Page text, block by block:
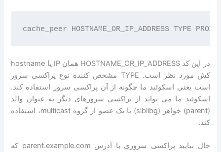
در این کد HOSTNAME_OR_IP_ADDRESS همان IP یا hostname
کش مورد نظر است. TYPE مشخص کننده نوع پراکسی سرور
است یعنی اسکوئید ما چگونه از آن پراکسی سرور استفاده کند.
اسکوئید ما می تواند از پراکسی سرورهای دیگر به عنوان والد
(parent) خواهر (siblibg) یا یک عضو از گروه multicast، استفاده
کند.
حال بیایید پراکسی سروری با آدرس parent.example.com که